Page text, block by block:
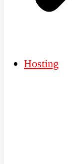
Hosting